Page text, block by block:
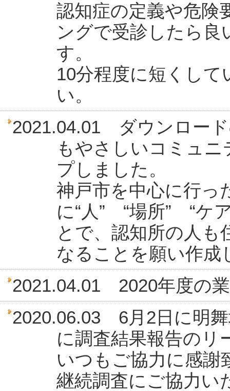
認知症の定義や危険
ングで受診したら良
す。
10分程度に短くし
い。
2021.04.01 ダウンロー
もやさしいコミュ
プしました。
神戸市を中心に行っ
に“人” “場所” “ケ
とで、認知所の人
なることを願い作成
2021.04.01 2020年度の
2020.06.03 6月2日に明
に調査結果報告のリ
いつもご協力に感謝
継続調査にご協力い